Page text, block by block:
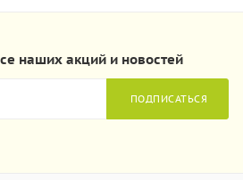
наших акций и новостей
ПОДПИСАТЬСЯ